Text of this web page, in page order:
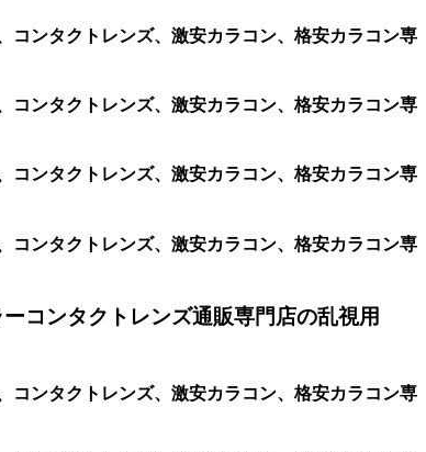
コンタクトレンズ、激安カラコン、格安カラコン専
コンタクトレンズ、激安カラコン、格安カラコン専
コンタクトレンズ、激安カラコン、格安カラコン専
コンタクトレンズ、激安カラコン、格安カラコン専
コンタクトレンズ通販専門店の乱視用
コンタクトレンズ、激安カラコン、格安カラコン専